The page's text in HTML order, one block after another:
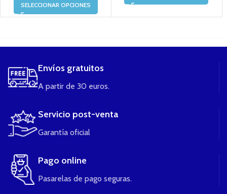
SELECCIONAR OPCIONES
Envíos gratuitos
A partir de 30 euros.
Servicio post-venta
Garantía oficial
Pago online
Pasarelas de pago seguras.